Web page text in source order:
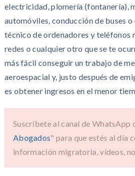
electricidad, plomería (fontanería),
automóviles, conducción de buses
técnico de ordenadores y teléfonos
redes o cualquier otro que se te
más fácil conseguir un trabajo de
aeroespacial y, justo después de
es obtener ingresos en el menor
Suscríbete al canal de WhatsApp
Abogados" para que estés al día
información migratoria, vídeos,